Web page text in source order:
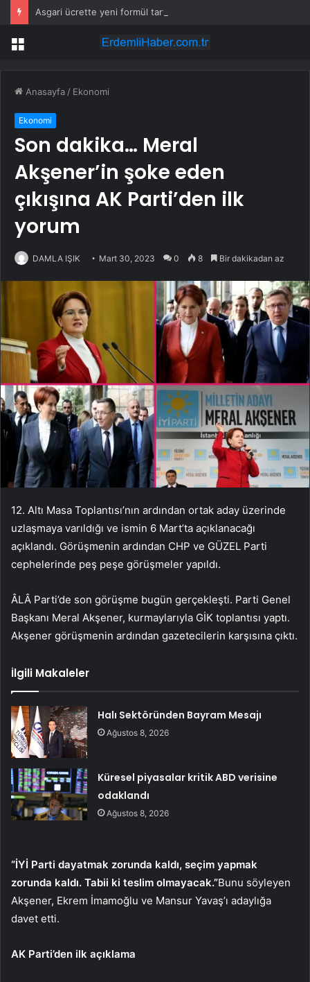
Menü
Anasayfa / Ekonomi
Ekonomi
Son dakika… Meral
Akşener’in şoke eden
çıkışına AK Parti’den ilk
yorum
DAMLA IŞIK Mart 30, 2023 0 8 Bir dakikadan az
12. Altı Masa Toplantısı’nın ardından ortak aday üzerinde
uzlaşmaya varıldığı ve ismin 6 Mart’ta açıklanacağı
açıklandı. Görüşmenin ardından CHP ve GÜZEL Parti
cephelerinde peş peşe görüşmeler yapıldı.
ÂLÂ Parti’de son görüşme bugün gerçekleşti. Parti Genel
Başkanı Meral Akşener, kurmaylarıyla GİK toplantısı yaptı.
Akşener görüşmenin ardından gazetecilerin karşısına çıktı.
İlgili Makaleler
Halı Sektöründen Bayram Mesajı
Ağustos 8, 2026
Küresel piyasalar kritik ABD verisine
odaklandı
Ağustos 8, 2026
“İYİ Parti dayatmak zorunda kaldı, seçim yapmak
zorunda kaldı. Tabii ki teslim olmayacak.”Bunu söyleyen
Akşener, Ekrem İmamoğlu ve Mansur Yavaş’ı adaylığa
davet etti.
AK Parti’den ilk açıklama